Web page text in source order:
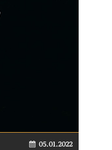
05.01.2022